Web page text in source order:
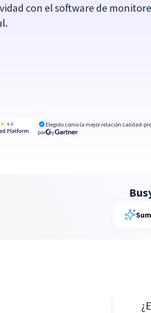
con el software de
Elegido como la mejor relación calidad-
por
y